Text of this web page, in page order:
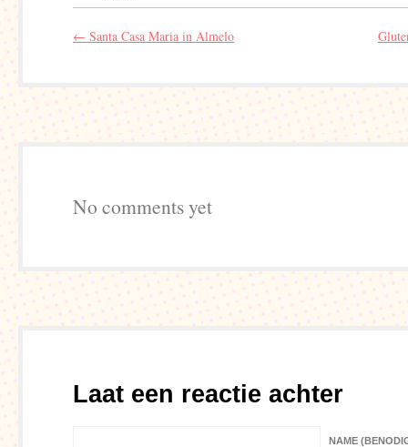
← Santa Casa Maria in Almelo
No comments yet
Laat een reactie achter
NAME